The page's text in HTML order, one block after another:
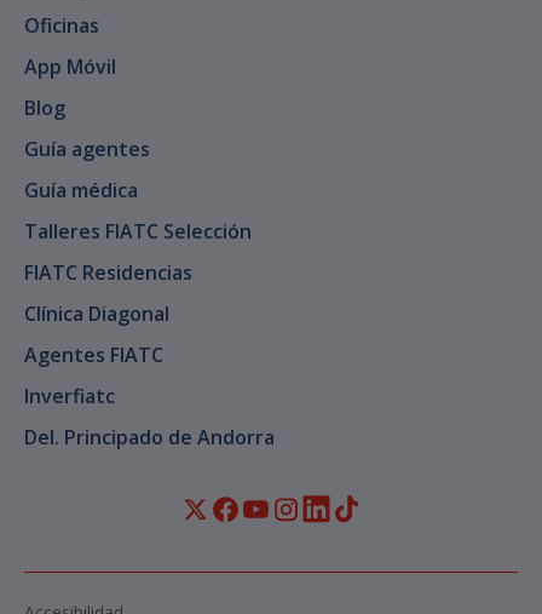
Oficinas
App Móvil
Blog
Guía agentes
Guía médica
Talleres FIATC Selección
FIATC Residencias
Clínica Diagonal
Agentes FIATC
Inverfiatc
Del. Principado de Andorra